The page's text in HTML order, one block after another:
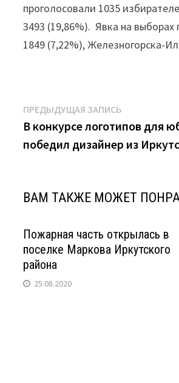
проголосовали 1035
3493 (19,86%). Явка на
1849 (7,22%), Железногорска-
Навигация
по
записям
ПРЕДЫДУЩАЯ ЗАПИСЬ
запись:
В конкурсе логотипов для
победил дизайнер из
ВАМ ТАКЖЕ МОЖЕТ
Пожарная часть открылась в
поселке Маркова Иркутского
района
25.08.2020